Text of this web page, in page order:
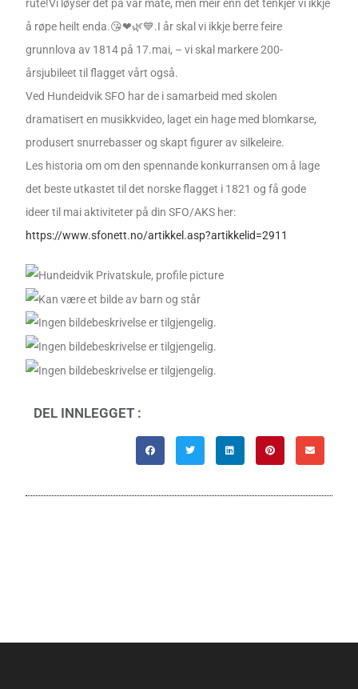
rute!Vi løyser det på vår måte, men meir enn det tenkjer vi ikkje
å røpe heilt enda.😘❤🌿💙.I år skal vi ikkje berre feire
grunnlova av 1814 på 17.mai, – vi skal markere 200-
årsjubileet til flagget vårt også.
Ved Hundeidvik SFO har de i samarbeid med skolen
dramatisert en musikkvideo, laget ein hage med blomkarse,
produsert snurrebasser og skapt figurer av silkeleire.
Les historia om om den spennande konkurransen om å lage
det beste utkastet til det norske flagget i 1821 og få gode
ideer til mai aktiviteter på din SFO/AKS her:
https://www.sfonett.no/artikkel.asp?artikkelid=2911
DEL INNLEGGET :